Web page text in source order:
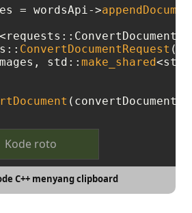
= wordsApi->
ConvertDocumentRequest (
std::
make_shared
Kode roto
C++ menyang clipboard